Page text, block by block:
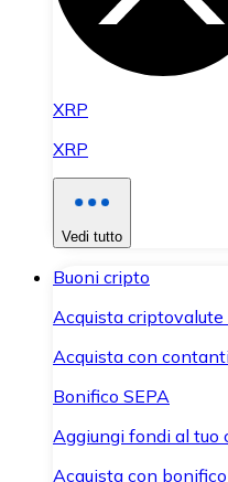
XRP
XRP
Vedi tutto
Buoni cripto
Acquista
Acquista con contanti
Bonifico SEPA
Aggiungi fondi al tuo
Acquista con